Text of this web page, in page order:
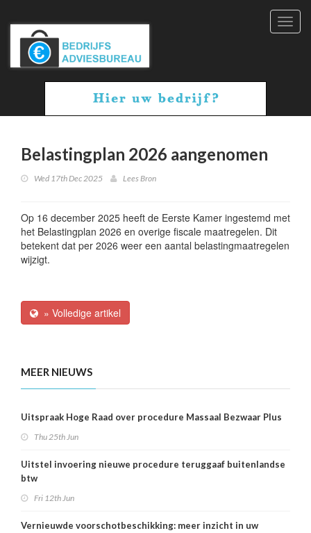
Belastingplan 2026 aangenomen
Wed 17th Dec 2025 Lees Bron
Op 16 december 2025 heeft de Eerste Kamer ingestemd met
het Belastingplan 2026 en overige fiscale maatregelen. Dit
betekent dat per 2026 weer een aantal belastingmaatregelen
wijzigt.
» Volledige artikel
MEER NIEUWS
Uitspraak Hoge Raad over procedure Massaal Bezwaar Plus
Thu 25th Jun
Uitstel invoering nieuwe procedure teruggaaf buitenlandse
btw
Fri 12th Jun
Vernieuwde voorschotbeschikking: meer inzicht in uw